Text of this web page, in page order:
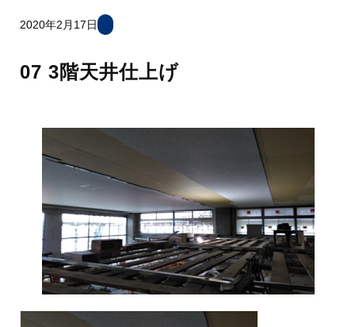
2020年2月17日
07 3階天井仕上げ